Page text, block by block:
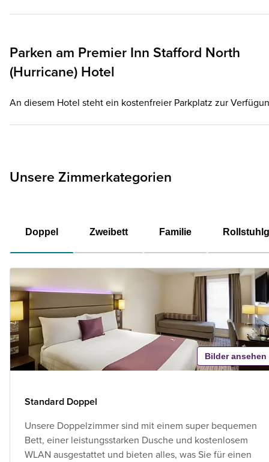
Parken am Premier Inn Stafford North
(Hurricane) Hotel
An diesem Hotel steht ein kostenfreier Parkplatz zur
Unsere Zimmerkategorien
Doppel Zweibett Familie
Bilder ansehen
Standard Doppel
Unsere Doppelzimmer sind mit einem super bequemen
Bett, einer leistungsstarken Dusche und kostenlosem
WLAN ausgestattet und bieten alles, was Sie für einen